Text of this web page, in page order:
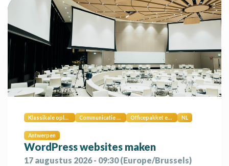
Klassikale opleiding Communicatie naar externen Officepakket en digitale vaardigheden NL
Antwerpen
WordPress websites maken
17 augustus 2026- 09:30(Europe/Brussels)